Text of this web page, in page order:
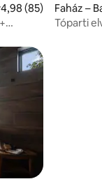
értékelés: 5/
4,98 (85)
Faház –
Tóparti